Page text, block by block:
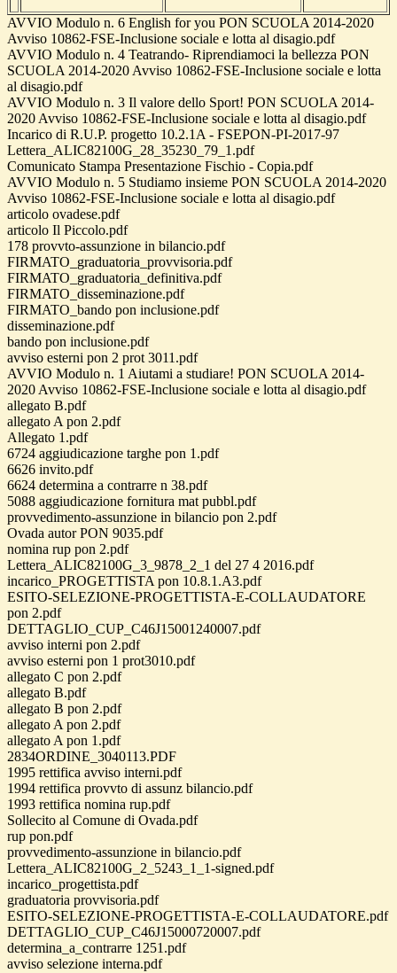
AVVIO Modulo n. 6 English for you PON SCUOLA 2014-2020
Avviso 10862-FSE-Inclusione sociale e lotta al disagio.pdf
AVVIO Modulo n. 4 Teatrando- Riprendiamoci la bellezza PON
SCUOLA 2014-2020 Avviso 10862-FSE-Inclusione sociale e lotta
al disagio.pdf
AVVIO Modulo n. 3 Il valore dello Sport! PON SCUOLA 2014-
2020 Avviso 10862-FSE-Inclusione sociale e lotta al disagio.pdf
Incarico di R.U.P. progetto 10.2.1A - FSEPON-PI-2017-97
Lettera_ALIC82100G_28_35230_79_1.pdf
Comunicato Stampa Presentazione Fischio - Copia.pdf
AVVIO Modulo n. 5 Studiamo insieme PON SCUOLA 2014-2020
Avviso 10862-FSE-Inclusione sociale e lotta al disagio.pdf
articolo ovadese.pdf
articolo Il Piccolo.pdf
178 provvto-assunzione in bilancio.pdf
FIRMATO_graduatoria_provvisoria.pdf
FIRMATO_graduatoria_definitiva.pdf
FIRMATO_disseminazione.pdf
FIRMATO_bando pon inclusione.pdf
disseminazione.pdf
bando pon inclusione.pdf
avviso esterni pon 2 prot 3011.pdf
AVVIO Modulo n. 1 Aiutami a studiare! PON SCUOLA 2014-
2020 Avviso 10862-FSE-Inclusione sociale e lotta al disagio.pdf
allegato B.pdf
allegato A pon 2.pdf
Allegato 1.pdf
6724 aggiudicazione targhe pon 1.pdf
6626 invito.pdf
6624 determina a contrarre n 38.pdf
5088 aggiudicazione fornitura mat pubbl.pdf
provvedimento-assunzione in bilancio pon 2.pdf
Ovada autor PON 9035.pdf
nomina rup pon 2.pdf
Lettera_ALIC82100G_3_9878_2_1 del 27 4 2016.pdf
incarico_PROGETTISTA pon 10.8.1.A3.pdf
ESITO-SELEZIONE-PROGETTISTA-E-COLLAUDATORE
pon 2.pdf
DETTAGLIO_CUP_C46J15001240007.pdf
avviso interni pon 2.pdf
avviso esterni pon 1 prot3010.pdf
allegato C pon 2.pdf
allegato B.pdf
allegato B pon 2.pdf
allegato A pon 2.pdf
allegato A pon 1.pdf
2834ORDINE_3040113.PDF
1995 rettifica avviso interni.pdf
1994 rettifica provvto di assunz bilancio.pdf
1993 rettifica nomina rup.pdf
Sollecito al Comune di Ovada.pdf
rup pon.pdf
provvedimento-assunzione in bilancio.pdf
Lettera_ALIC82100G_2_5243_1_1-signed.pdf
incarico_progettista.pdf
graduatoria provvisoria.pdf
ESITO-SELEZIONE-PROGETTISTA-E-COLLAUDATORE.pdf
DETTAGLIO_CUP_C46J15000720007.pdf
determina_a_contrarre 1251.pdf
avviso selezione interna.pdf